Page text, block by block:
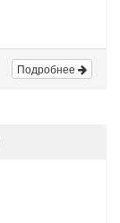
Подробнее